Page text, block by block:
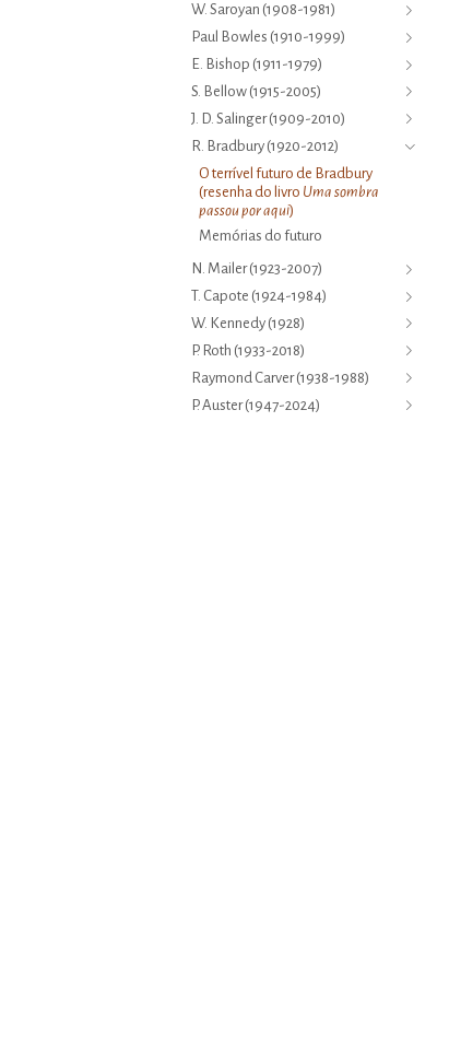
W. Saroyan (1908-1981)
Paul Bowles (1910-1999)
E. Bishop (1911-1979)
S. Bellow (1915-2005)
J. D. Salinger (1909-2010)
R. Bradbury (1920-2012)
O terrível futuro de Bradbury
(resenha do livro Uma sombra
passou por aqui)
Memórias do futuro
N. Mailer (1923-2007)
T. Capote (1924-1984)
W. Kennedy (1928)
P. Roth (1933-2018)
Raymond Carver (1938-1988)
P. Auster (1947-2024)